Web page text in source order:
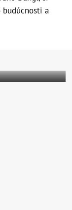
budúcnosti a